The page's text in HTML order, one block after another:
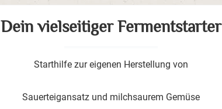
Dein vielseitiger Fermentstarter
Starthilfe zur eigenen Herstellung von
Sauerteigansatz und milchsaurem Gemüse